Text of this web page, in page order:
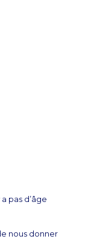
pas d’âge
nous donner